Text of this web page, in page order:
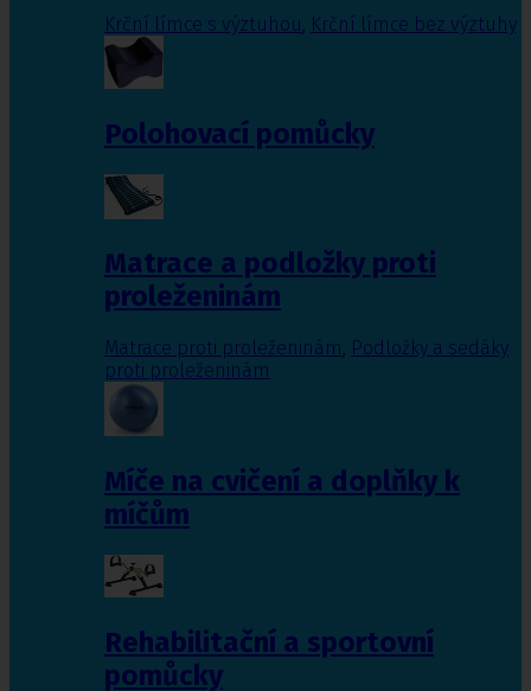
Krční límce s výztuhou Krční límce bez výztuhy
Polohovací pomůcky
Matrace a podložky proti
proleženinám
Matrace proti proleženinám, Podložky a sedáky
proti proleženinám
Míče na cvičení a doplňky k
míčům
Rehabilitační a sportovní
pomůcky